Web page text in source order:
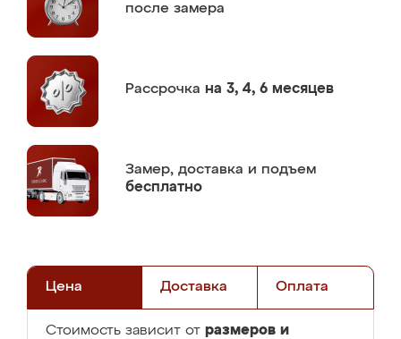
после замера
Рассрочка на 3, 4, 6 месяцев
Замер, доставка и подъем
бесплатно
Цена Доставка Оплата
Стоимость зависит от размеров и